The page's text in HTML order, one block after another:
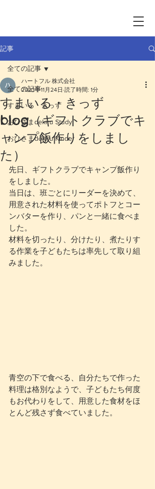
記事
全ての記事
すまいる・きっず
おひさまdekiru Study
おひさまdekiru Kinder
全ての記事
すまいる・きっず
blog（ギフトクラブでキ
ャンプ飯作りをしまし
た）
ハートフル 株式会社
2023年11月24日 読了時間: 1分
先日、ギフトクラブでキャンプ飯作り
をしました。
当日は、班ごとにリーダーを決めて、
用意された材料を使ってポトフとコー
ンバターを作り、パンと一緒に食べま
した。
材料を切ったり、分けたり、煮たりす
る作業を子どもたちは率先して取り組
みました。
青空の下で食べる、自分たちで作った
料理は格別なようで、子どもたち何度
もお代わりをして、用意した食材をほ
とんど残さず食べていました。